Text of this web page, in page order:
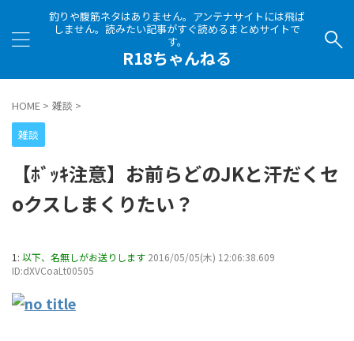
釣りや腹筋ネタはありません。アンテナサイトには飛ば
しません。読みたい記事がすぐ読めるまとめサイトで
す。
R18ちゃんねる
HOME > 雑談 >
雑談
【ﾎﾞｯｷ注意】お前らどのJKと汗だくセ
oクスしまくりたい？
1: 以下、名無しがお送りします 2016/05/05(木) 12:06:38.609
ID:dXVCoaLt00505